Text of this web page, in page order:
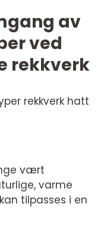
av
ved
rekkverk
rekkverk hatt
vært
varme
tilpasses i en